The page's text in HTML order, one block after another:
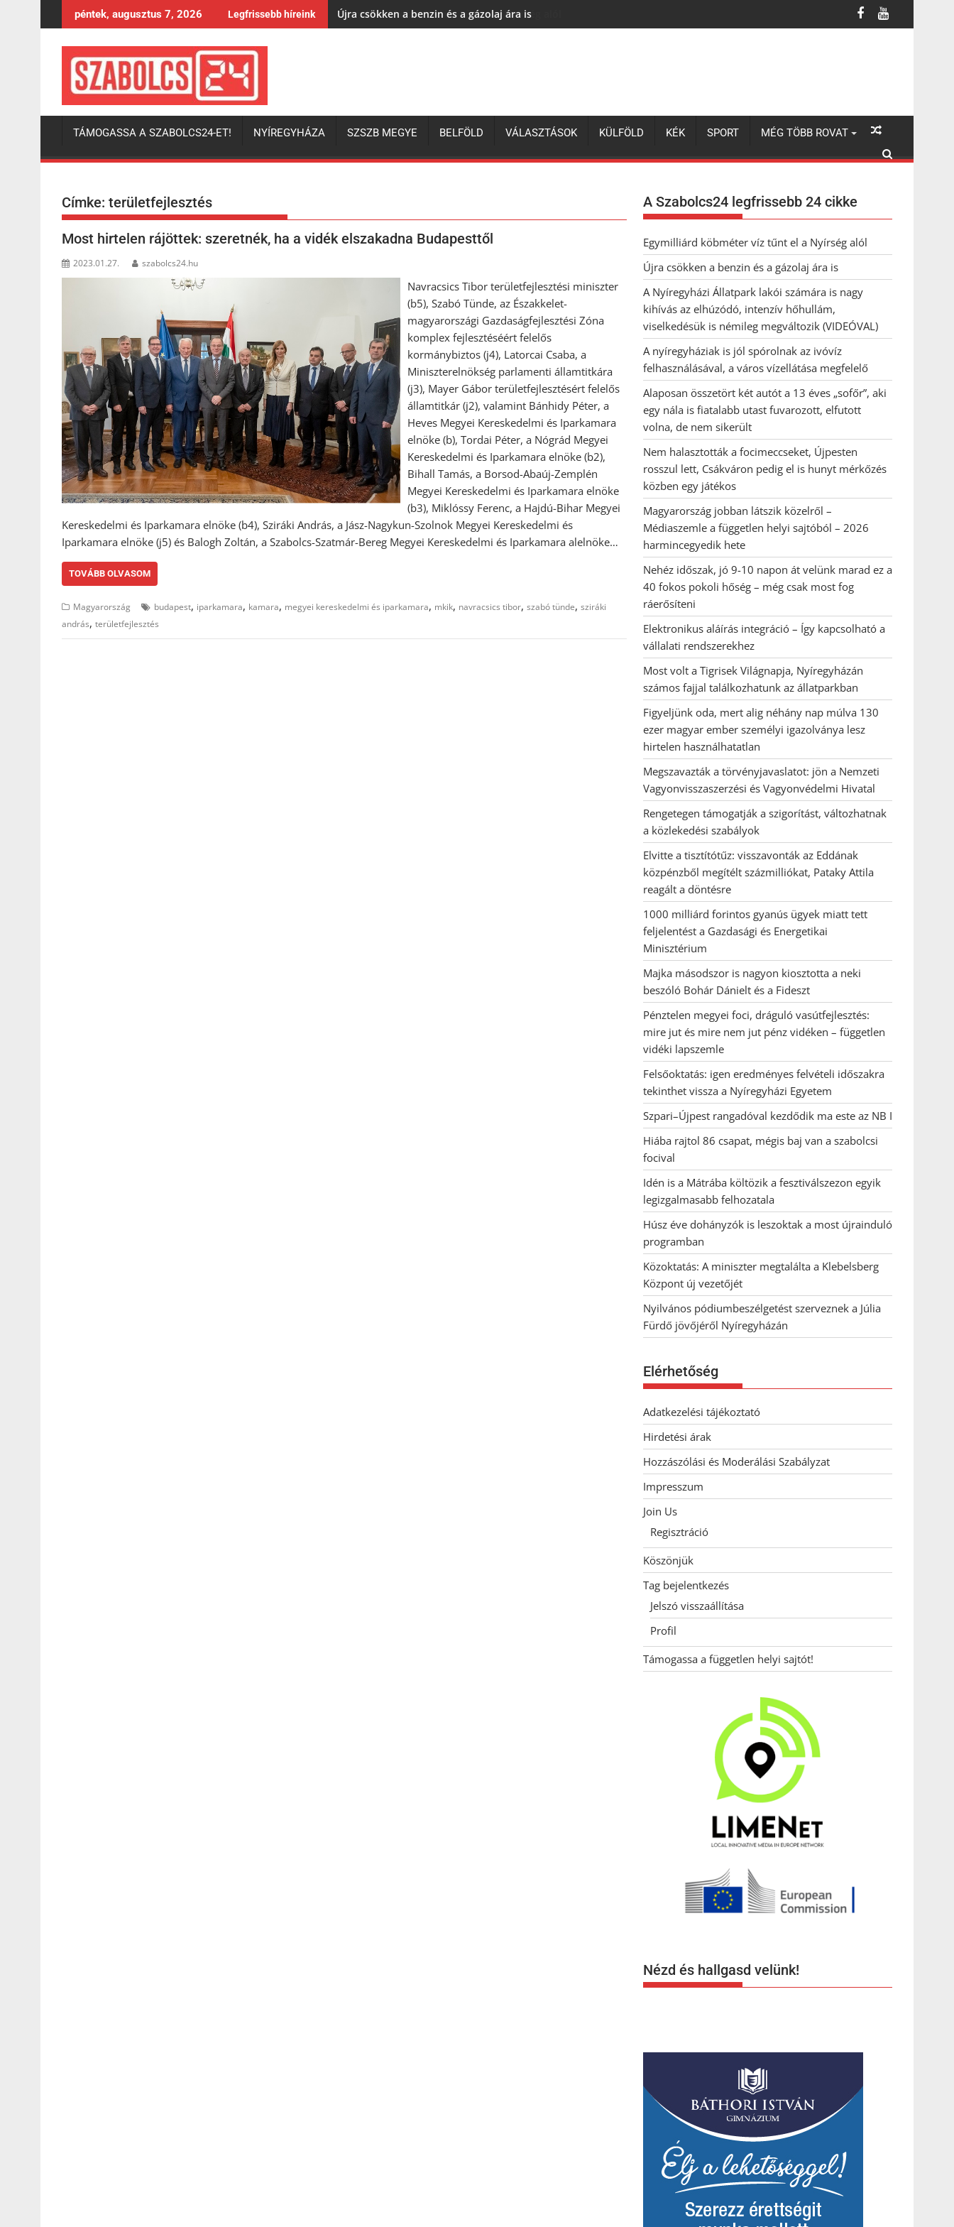
to
péntek, augusztus 7, 2026 Legfrissebb híreink Újra csökken a benzin és a gázolaj ára is
TÁMOGASSA A SZABOLCS24-ET! NYÍREGYHÁZA SZSZB MEGYE BELFÖLD VÁLASZTÁSOK KÜLFÖLD KÉK SPORT MÉG TÖBB ROVAT
Címke: területfejlesztés
Most hirtelen rájöttek: szeretnék, ha a vidék elszakadna Budapesttől
2023.01.27. szabolcs24.hu
Navracsics Tibor területfejlesztési miniszter
(b5), Szabó Tünde, az Északkelet-
magyarországi Gazdaságfejlesztési Zóna
komplex fejlesztéséért felelős
kormánybiztos (j4), Latorcai Csaba, a
Miniszterelnökség parlamenti államtitkára
(j3), Mayer Gábor területfejlesztésért felelős
államtitkár (j2), valamint Bánhidy Péter, a
Heves Megyei Kereskedelmi és Iparkamara
elnöke (b), Tordai Péter, a Nógrád Megyei
Kereskedelmi és Iparkamara elnöke (b2),
Bihall Tamás, a Borsod-Abaúj-Zemplén
Megyei Kereskedelmi és Iparkamara elnöke
(b3), Miklóssy Ferenc, a Hajdú-Bihar Megyei
Kereskedelmi és Iparkamara elnöke (b4), Sziráki András, a Jász-Nagykun-Szolnok Megyei Kereskedelmi és
Iparkamara elnöke (j5) és Balogh Zoltán, a Szabolcs-Szatmár-Bereg Megyei Kereskedelmi és Iparkamara alelnöke…
TOVÁBB OLVASOM
Magyarország budapest, iparkamara, kamara, megyei kereskedelmi és iparkamara, mkik, navracsics tibor, szabó tünde, sziráki
andrás, területfejlesztés
A Szabolcs24 legfrissebb 24 cikke
Egymilliárd köbméter víz tűnt el a Nyírség alól
Újra csökken a benzin és a gázolaj ára is
A Nyíregyházi Állatpark lakói számára is nagy
kihívás az elhúzódó, intenzív hőhullám,
viselkedésük is némileg megváltozik (VIDEÓVAL)
A nyíregyháziak is jól spórolnak az ivóvíz
felhasználásával, a város vízellátása megfelelő
Alaposan összetört két autót a 13 éves „sofőr”, aki
egy nála is fiatalabb utast fuvarozott, elfutott
volna, de nem sikerült
Nem halasztották a focimeccseket, Újpesten
rosszul lett, Csákváron pedig el is hunyt mérkőzés
közben egy játékos
Magyarország jobban látszik közelről –
Médiaszemle a független helyi sajtóból – 2026
harmincegyedik hete
Nehéz időszak, jó 9-10 napon át velünk marad ez a
40 fokos pokoli hőség – még csak most fog
ráerősíteni
Elektronikus aláírás integráció – Így kapcsolható a
vállalati rendszerekhez
Most volt a Tigrisek Világnapja, Nyíregyházán
számos fajjal találkozhatunk az állatparkban
Figyeljünk oda, mert alig néhány nap múlva 130
ezer magyar ember személyi igazolványa lesz
hirtelen használhatatlan
Megszavazták a törvényjavaslatot: jön a Nemzeti
Vagyonvisszaszerzési és Vagyonvédelmi Hivatal
Rengetegen támogatják a szigorítást, változhatnak
a közlekedési szabályok
Elvitte a tisztítótűz: visszavonták az Eddának
közpénzből megítélt százmilliókat, Pataky Attila
reagált a döntésre
1000 milliárd forintos gyanús ügyek miatt tett
feljelentést a Gazdasági és Energetikai
Minisztérium
Majka másodszor is nagyon kiosztotta a neki
beszóló Bohár Dánielt és a Fideszt
Pénztelen megyei foci, dráguló vasútfejlesztés:
mire jut és mire nem jut pénz vidéken – független
vidéki lapszemle
Felsőoktatás: igen eredményes felvételi időszakra
tekinthet vissza a Nyíregyházi Egyetem
Szpari–Újpest rangadóval kezdődik ma este az NB I
Hiába rajtol 86 csapat, mégis baj van a szabolcsi
focival
Idén is a Mátrába költözik a fesztiválszezon egyik
legizgalmasabb felhozatala
Húsz éve dohányzók is leszoktak a most újrainduló
programban
Közoktatás: A miniszter megtalálta a Klebelsberg
Központ új vezetőjét
Nyilvános pódiumbeszélgetést szerveznek a Júlia
Fürdő jövőjéről Nyíregyházán
Elérhetőség
Adatkezelési tájékoztató
Hirdetési árak
Hozzászólási és Moderálási Szabályzat
Impresszum
Join Us
Regisztráció
Köszönjük
Tag bejelentkezés
Jelszó visszaállítása
Profil
Támogassa a független helyi sajtót!
Nézd és hallgasd velünk!